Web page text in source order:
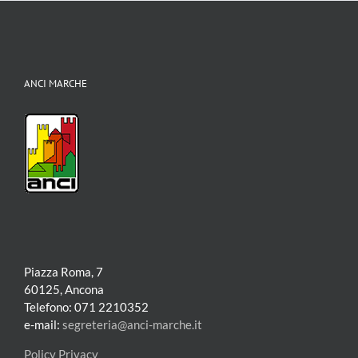
ANCI MARCHE
Piazza Roma, 7
60125, Ancona
Telefono: 071 2210352
e-mail: segreteria@anci-marche.it
Policy Privacy